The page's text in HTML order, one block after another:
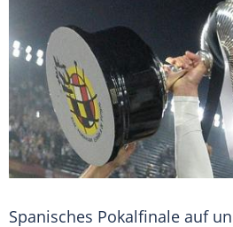
Spanisches Pokalfinale auf